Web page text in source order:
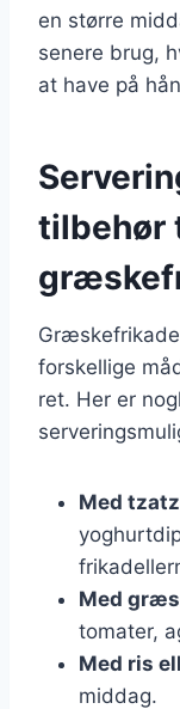
en større
senere brug,
at have på
tilbehør
forskellige
ret. Her er
Med
Med
tomater,
Med ris
middag.